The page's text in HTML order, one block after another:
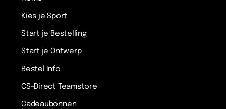
Kies je Sport
Start je Bestelling
Start je Ontwerp
Bestel Info
CS-Direct Teamstore
Cadeaubonnen